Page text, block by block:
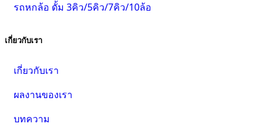
รถหกล้อ ดั้ม 3คิว/5คิว/7คิว/10ล้อ
เกี่ยวกับเรา
เกี่ยวกับเรา
ผลงานของเรา
บทความ